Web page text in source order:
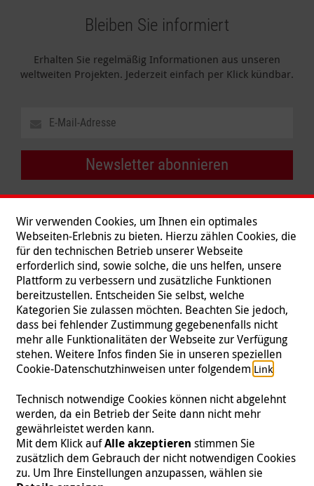
Bleiben Sie informiert
Erhalten Sie regelmäßig Informationen aus unseren
weltweiten Projekten. Jederzeit einfach per Klick kündbar.
Newsletter abonnieren
Folgen Sie uns
Impressum | Datenschutz | Kontakt | Presse
© 2026 Malteser International
Wir verwenden Cookies, um Ihnen ein optimales
Webseiten-Erlebnis zu bieten. Hierzu zählen Cookies, die
für den technischen Betrieb unserer Webseite
erforderlich sind, sowie solche, die uns helfen, unsere
Plattform zu verbessern und zusätzliche Funktionen
bereitzustellen. Entscheiden Sie selbst, welche
Kategorien Sie zulassen möchten. Beachten Sie jedoch,
dass bei fehlender Zustimmung gegebenenfalls nicht
mehr alle Funktionalitäten der Webseite zur Verfügung
stehen. Weitere Infos finden Sie in unseren speziellen
Cookie-Datenschutzhinweisen unter folgendem Link.
Technisch notwendige Cookies können nicht abgelehnt
werden, da ein Betrieb der Seite dann nicht mehr
gewährleistet werden kann.
Mit dem Klick aufAlle akzeptieren stimmen Sie
zusätzlich dem Gebrauch der nicht notwendigen Cookies
zu. Um Ihre Einstellungen anzupassen, wählen sie